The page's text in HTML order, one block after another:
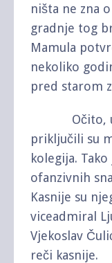
ništa ne zna
gradnje tog
Mamula
nekoliko
pred starom
Očito,
priključili su
kolegija.
ofanzivnih
Kasnije su
viceadmiral
Vjekoslav
reči kasnije.